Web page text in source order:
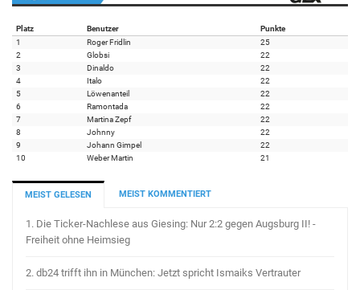
Platz Benutzer
Punkte
1
Roger Fridlin
25
2
Globsi
22
3
Dinaldo
22
4
Italo
22
5
Löwenanteil
22
6
Ramontada
22
7
Martina Zepf
22
8
Johnny
22
9
Johann Gimpel
22
10
Weber Martin 21
MEIST GELESEN MEIST KOMMENTIERT
1. Die Ticker-Nachlese aus Giesing: Nur 2:2 gegen Augsburg II! -
Freiheit ohne Heimsieg
2. db24 trifft ihn in München: Jetzt spricht Ismaiks Vertrauter